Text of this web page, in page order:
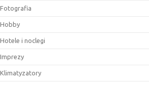
Fotografia
Hobby
Hotele i noclegi
Imprezy
Klimatyzatory